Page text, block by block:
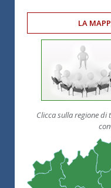
LA
Clicca sulla regione di